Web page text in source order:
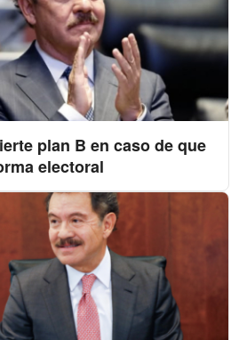
plan B en caso de que
electoral